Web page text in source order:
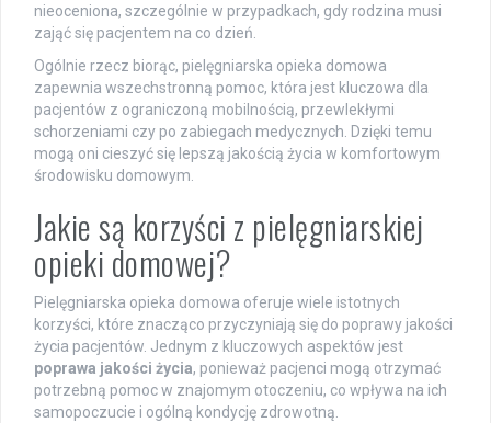
nieoceniona, szczególnie w przypadkach, gdy rodzina musi
zająć się pacjentem na co dzień.
Ogólnie rzecz biorąc, pielęgniarska opieka domowa
zapewnia wszechstronną pomoc, która jest kluczowa dla
pacjentów z ograniczoną mobilnością, przewlekłymi
schorzeniami czy po zabiegach medycznych. Dzięki temu
mogą oni cieszyć się lepszą jakością życia w komfortowym
środowisku domowym.
Jakie są korzyści z pielęgniarskiej
opieki domowej?
Pielęgniarska opieka domowa oferuje wiele istotnych
korzyści, które znacząco przyczyniają się do poprawy jakości
życia pacjentów. Jednym z kluczowych aspektów jest
poprawa jakości życia, ponieważ pacjenci mogą otrzymać
potrzebną pomoc w znajomym otoczeniu, co wpływa na ich
samopoczucie i ogólną kondycję zdrowotną.